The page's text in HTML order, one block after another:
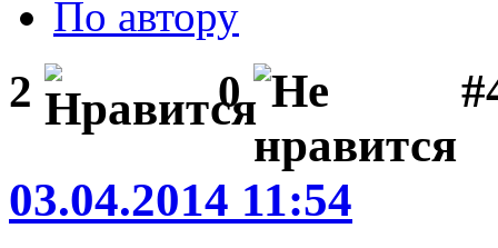
По автору
2 0
03.04.2014 11:54